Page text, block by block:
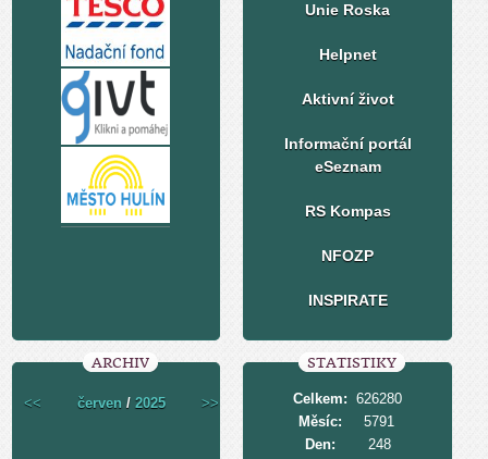
Unie Roska
Helpnet
Aktivní život
Informační portál
eSeznam
RS Kompas
NFOZP
INSPIRATE
ARCHIV
<< červen / 2025 >>
STATISTIKY
Celkem:
626280
Měsíc:
5791
Den:
248